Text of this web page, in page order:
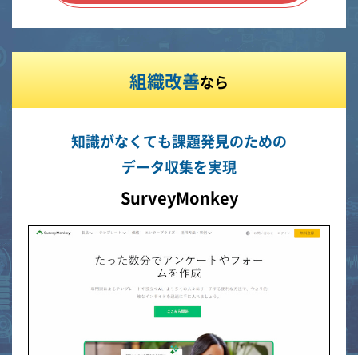
組織改善なら
知識がなくても課題発見のための
データ収集を実現
SurveyMonkey